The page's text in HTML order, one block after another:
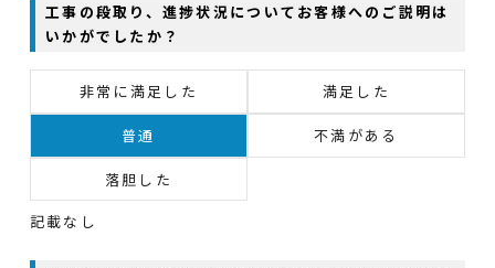
工事の段取り、進捗状況についてお客様へのご説明は
いかがでしたか？
非常に満足した 満足した
普通 不満がある
落胆した
記載なし